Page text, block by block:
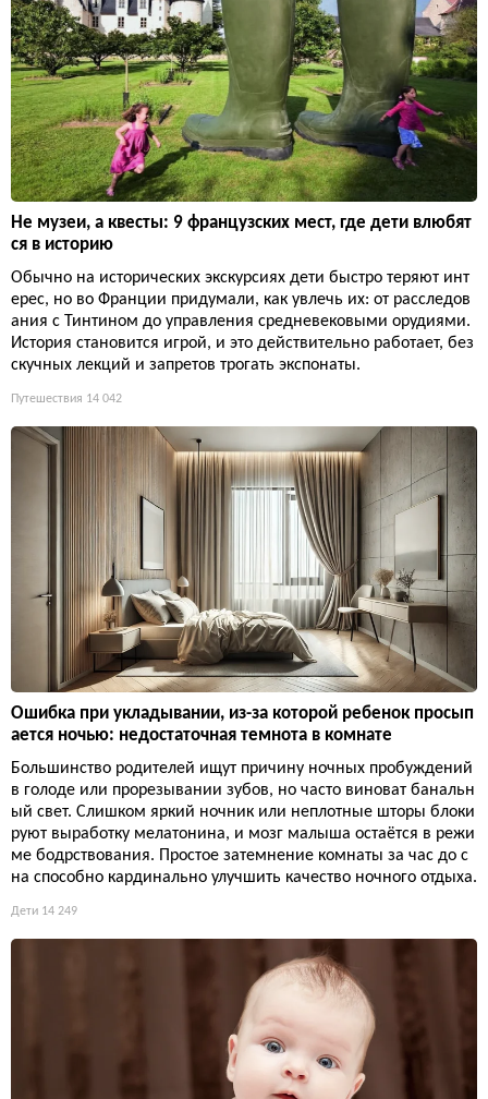
Не музеи, а квесты: 9 французских мест, где дети влюбят
ся в историю
Обычно на исторических экскурсиях дети быстро теряют инт
ерес, но во Франции придумали, как увлечь их: от расследов
ания с Тинтином до управления средневековыми орудиями.
История становится игрой, и это действительно работает, без
скучных лекций и запретов трогать экспонаты.
Путешествия 14 042
Ошибка при укладывании, из-за которой ребенок просып
ается ночью: недостаточная темнота в комнате
Большинство родителей ищут причину ночных пробуждений
в голоде или прорезывании зубов, но часто виноват банальн
ый свет. Слишком яркий ночник или неплотные шторы блоки
руют выработку мелатонина, и мозг малыша остаётся в режи
ме бодрствования. Простое затемнение комнаты за час до с
на способно кардинально улучшить качество ночного отдыха.
Дети 14 249